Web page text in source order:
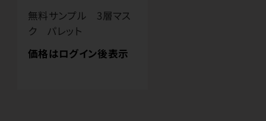
無料サンプル 3層マス
ク パレット
価格はログイン後表示